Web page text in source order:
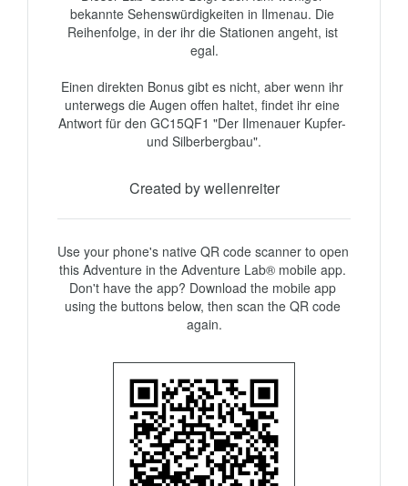
bekannte Sehenswürdigkeiten in Ilmenau. Die
Reihenfolge, in der ihr die Stationen angeht, ist
egal.
Einen direkten Bonus gibt es nicht, aber wenn ihr
unterwegs die Augen offen haltet, findet ihr eine
Antwort für den GC15QF1 "Der Ilmenauer Kupfer-
und Silberbergbau".
Created by wellenreiter
Use your phone's native QR code scanner to open
this Adventure in the Adventure Lab® mobile app.
Don't have the app? Download the mobile app
using the buttons below, then scan the QR code
again.